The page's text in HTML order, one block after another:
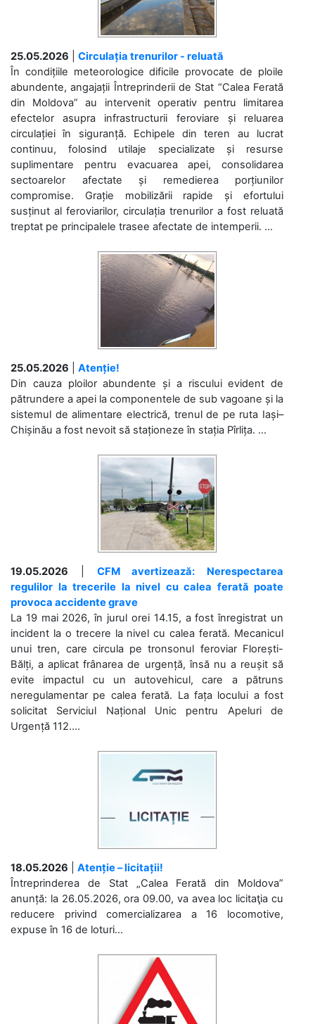
25.05.2026
Circulația trenurilor - reluată
În condițiile meteorologice dificile provocate de ploile
abundente, angajații Întreprinderii de Stat “Calea Ferată
din Moldova” au intervenit operativ pentru limitarea
efectelor asupra infrastructurii feroviare și reluarea
circulației în siguranță. Echipele din teren au lucrat
continuu, folosind utilaje specializate și resurse
suplimentare pentru evacuarea apei, consolidarea
sectoarelor afectate și remedierea porțiunilor
compromise. Grație mobilizării rapide și efortului
susținut al feroviarilor, circulația trenurilor a fost reluată
treptat pe principalele trasee afectate de intemperii. ...
25.05.2026
Atenție!
Din cauza ploilor abundente și a riscului evident de
pătrundere a apei la componentele de sub vagoane și la
sistemul de alimentare electrică, trenul de pe ruta Iași–
Chișinău a fost nevoit să staționeze în stația Pîrlița. ...
19.05.2026
CFM avertizează: Nerespectarea
regulilor la trecerile la nivel cu calea ferată poate
provoca accidente grave
La 19 mai 2026, în jurul orei 14.15, a fost înregistrat un
incident la o trecere la nivel cu calea ferată. Mecanicul
unui tren, care circula pe tronsonul feroviar Florești-
Bălți, a aplicat frânarea de urgență, însă nu a reușit să
evite impactul cu un autovehicul, care a pătruns
neregulamentar pe calea ferată. La fața locului a fost
solicitat Serviciul Național Unic pentru Apeluri de
Urgență 112....
18.05.2026
Atenție – licitații!
Întreprinderea de Stat „Calea Ferată din Moldova”
anunță: la 26.05.2026, ora 09.00, va avea loc licitaţia cu
reducere privind comercializarea a 16 locomotive,
expuse în 16 de loturi...